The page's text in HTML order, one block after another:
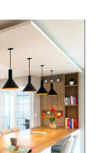
après ».
pour créer
situé à
transformer